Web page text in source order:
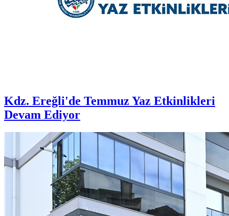
Kdz. Ereğli'de Temmuz Yaz Etkinlikleri
Devam Ediyor